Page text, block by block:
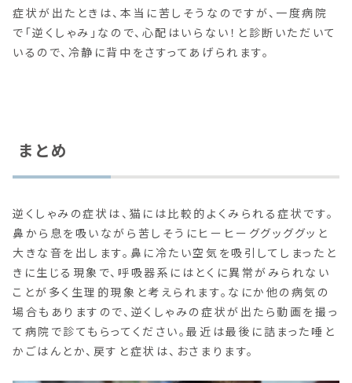
症状が出たときは、本当に苦しそうなのですが、一度病院
で「逆くしゃみ」なので、心配はいらない！と診断いただいて
いるので、冷静に背中をさすってあげられます。
まとめ
逆くしゃみの症状は、猫には比較的よくみられる症状です。
鼻から息を吸いながら苦しそうにヒーヒーググッググッと
大きな音を出します。鼻に冷たい空気を吸引してしまったと
きに生じる現象で、呼吸器系にはとくに異常がみられない
ことが多く生理的現象と考えられます。なにか他の病気の
場合もありますので、逆くしゃみの症状が出たら動画を撮っ
て病院で診てもらってください。最近は最後に詰まった唾と
かごはんとか、戻すと症状は、おさまります。